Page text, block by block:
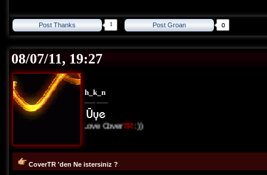
Post Thanks 1 Post Groan
08/07/11, 19:27
h_k_n
I Love CoverTR:))
CoverTR 'den Ne istersiniz ?